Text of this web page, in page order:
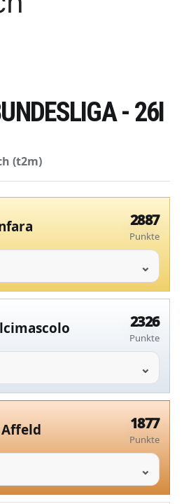
- 26I
(t2m)
2887
Punkte
2326
Punkte
Affeld 1877
Punkte